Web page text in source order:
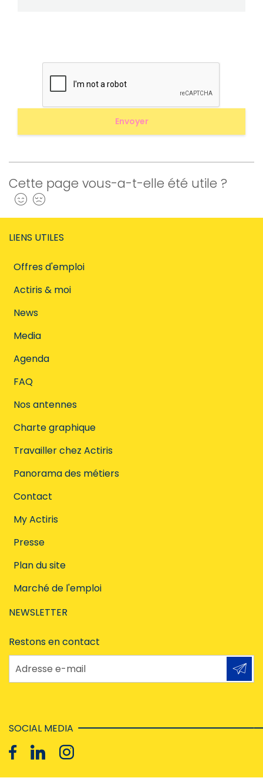
Cette page vous-a-t-elle été utile ?
Oui
LIENS UTILES
Offres d'emploi
Actiris & moi
News
Media
Agenda
FAQ
Nos antennes
Charte graphique
Travailler chez Actiris
Panorama des métiers
Contact
My Actiris
Presse
Plan du site
Marché de l'emploi
NEWSLETTER
Restons en contact
Adresse e-mail
SOCIAL MEDIA